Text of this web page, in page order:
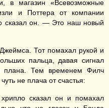
в магазин «Всевозможные
и Поттера от компании
сказал он. — Это наш новый
Тот помахал рукой и
пальца, давая сигнал
плана. Тем временем Филч
не плача от счастья:
сказал он и помахал